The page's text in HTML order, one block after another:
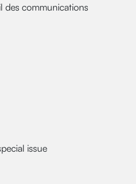
des communications
issue